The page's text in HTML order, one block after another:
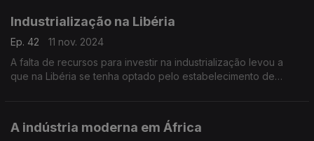
Industrialização na Libéria
Ep. 42
11 nov. 2024
A falta de recursos para investir na industrialização levou a
que na Libéria se tenha optado pelo estabelecimento de
A indústria moderna em África